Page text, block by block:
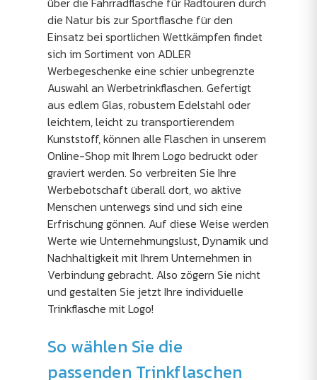
die Natur bis zur Sportflasche für den
Einsatz bei sportlichen Wettkämpfen findet
sich im Sortiment von ADLER
Werbegeschenke eine schier unbegrenzte
Auswahl an Werbetrinkflaschen. Gefertigt
aus edlem Glas, robustem Edelstahl oder
leichtem, leicht zu transportierendem
Kunststoff, können alle Flaschen in unserem
Online-Shop mit Ihrem Logo bedruckt oder
graviert werden. So verbreiten Sie Ihre
Werbebotschaft überall dort, wo aktive
Menschen unterwegs sind und sich eine
Erfrischung gönnen. Auf diese Weise werden
Werte wie Unternehmungslust, Dynamik und
Nachhaltigkeit mit Ihrem Unternehmen in
Verbindung gebracht. Also zögern Sie nicht
und gestalten Sie jetzt Ihre individuelle
Trinkflasche mit Logo!
So wählen Sie die
passenden Trinkflaschen